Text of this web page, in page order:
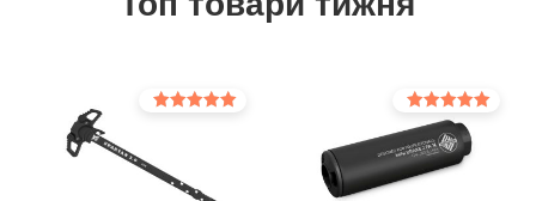
Оцінено в
5.00
з 5